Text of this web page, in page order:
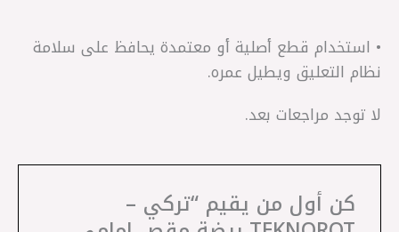
• استخدام قطع أصلية أو معتمدة يحافظ على سلامة
نظام التعليق ويطيل عمره.
لا توجد مراجعات بعد.
كن أول من يقيم “تركي –